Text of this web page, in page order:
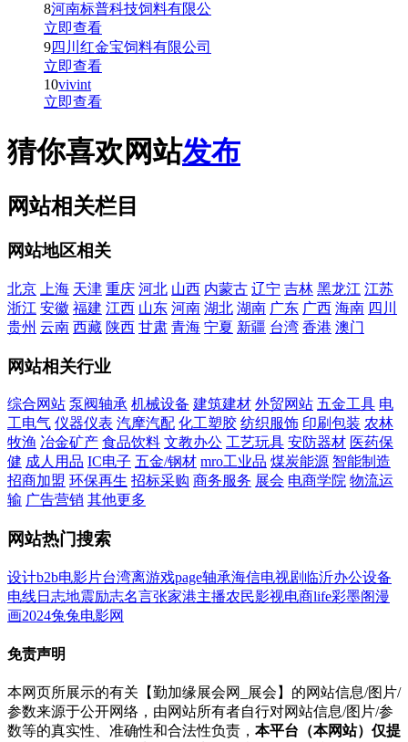
8河南标普科技饲料有限公
立即查看
9四川红金宝饲料有限公司
立即查看
10vivint
立即查看
猜你喜欢网站发布
网站相关栏目
网站地区相关
北京 上海 天津 重庆 河北 山西 内蒙古 辽宁 吉林 黑龙江 江苏
浙江 安徽 福建 江西 山东 河南 湖北 湖南 广东 广西 海南 四川
贵州 云南 西藏 陕西 甘肃 青海 宁夏 新疆 台湾 香港 澳门
网站相关行业
综合网站 泵阀轴承 机械设备 建筑建材 外贸网站 五金工具 电
工电气 仪器仪表 汽摩汽配 化工塑胶 纺织服饰 印刷包装 农林
牧渔 冶金矿产 食品饮料 文教办公 工艺玩具 安防器材 医药保
健 成人用品 IC电子 五金/钢材 mro工业品 煤炭能源 智能制造
招商加盟 环保再生 招标采购 商务服务 展会 电商学院 物流运
输 广告营销 其他更多
网站热门搜索
设计b2b电影片台湾离游戏page轴承海信电视剧 临沂办公设备
电线日志地震励志名言张家港主播农民影视电商life彩墨阁漫
画2024兔兔电影网
免责声明
本网页所展示的有关【勤加缘展会网_展会】的网站信息/图片/
参数来源于公开网络，由网站所有者自行对网站信息/图片/参
数等的真实性、准确性和合法性负责， 本平台（本网站）仅提